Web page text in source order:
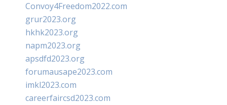
Convoy4Freedom2022.com
grur2023.org
hkhk2023.org
napm2023.org
apsdfd2023.org
forumausape2023.com
imkl2023.com
careerfaircsd2023.com